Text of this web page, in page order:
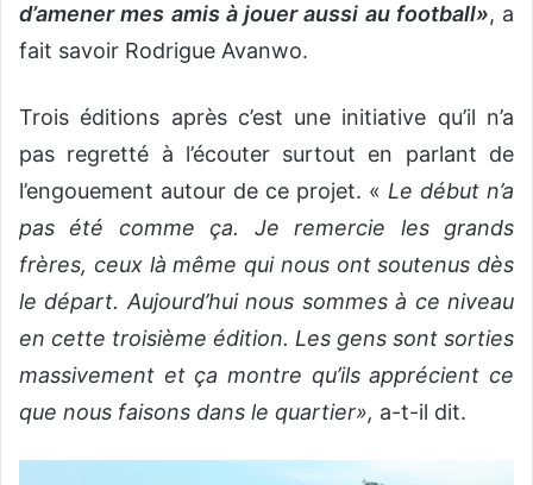
d’amener mes amis à jouer aussi au football», a
fait savoir Rodrigue Avanwo.
Trois éditions après c’est une initiative qu’il n’a
pas regretté à l’écouter surtout en parlant de
l’engouement autour de ce projet. « Le début n’a
pas été comme ça. Je remercie les grands
frères, ceux là même qui nous ont soutenus dès
le départ. Aujourd’hui nous sommes à ce niveau
en cette troisième édition. Les gens sont sorties
massivement et ça montre qu’ils apprécient ce
que nous faisons dans le quartier», a-t-il dit.